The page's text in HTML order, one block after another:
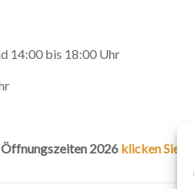
14:00 bis 18:00 Uhr
Öffnungszeiten 2026 klicken Sie